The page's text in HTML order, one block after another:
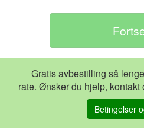
Gratis avbestilling så
rate. Ønsker du hjelp, kontakt
Betingelser